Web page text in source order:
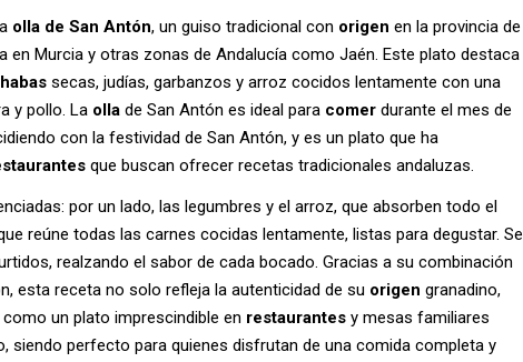
olla de San Antón, un guiso tradicional con origen en la provincia de
en Murcia y otras zonas de Andalucía como Jaén. Este plato destaca
habas secas, judías, garbanzos y arroz cocidos lentamente con una
y pollo. La olla de San Antón es ideal para comer durante el mes de
con la festividad de San Antón, y es un plato que ha
que buscan ofrecer recetas tradicionales andaluzas.
por un lado, las legumbres y el arroz, que absorben todo el
reúne todas las carnes cocidas lentamente, listas para degustar. Se
realzando el sabor de cada bocado. Gracias a su combinación
esta receta no solo refleja la autenticidad de su origen granadino,
un plato imprescindible en restaurantes y mesas familiares
siendo perfecto para quienes disfrutan de una comida completa y